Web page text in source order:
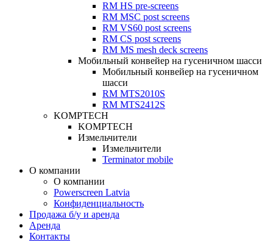
RM HS pre-screens
RM MSC post screens
RM VS60 post screens
RM CS post screens
RM MS mesh deck screens
Мобильный конвейер на гусеничном шасси
Мобильный конвейер на гусеничном
шасси
RM MTS2010S
RM MTS2412S
KOMPTECH
KOMPTECH
Измельчители
Измельчители
Terminator mobile
О компании
О компании
Powerscreen Latvia
Конфиденциальность
Продажа б/у и аренда
Аренда
Контакты